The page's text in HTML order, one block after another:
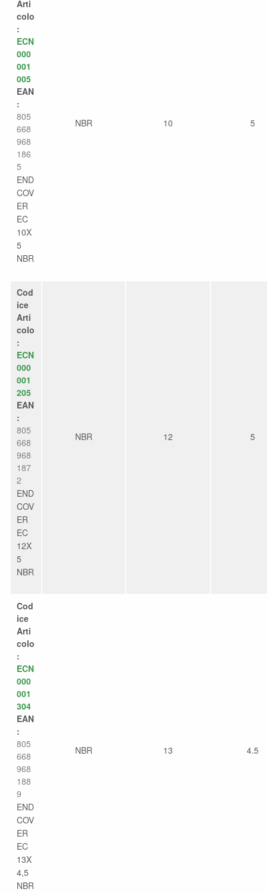
Arti
colo
:
ECN
000
001
005
EAN
:
805
668
968
186
5
END
COV
ER
EC
10X
5
NBR
NBR 10 5
Cod
ice
Arti
colo
:
ECN
000
001
205
EAN
:
805
668
968
187
2
END
COV
ER
EC
12X
5
NBR
NBR 12 5
Cod
ice
Arti
colo
:
ECN
000
001
304
EAN
:
805
668
968
188
9
END
COV
ER
EC
13X
4,5
NBR
NBR 13 4.5